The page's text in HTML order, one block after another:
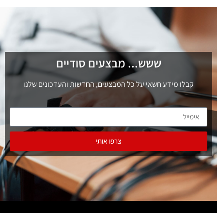
ששש... מבצעים סודיים
קבלו מידע חשאי על כל המבצעים, החדשות והעדכונים שלנו
צרפו אותי